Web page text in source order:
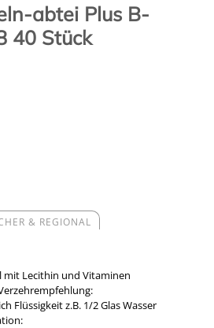
abtei Plus B-
40 Stück
& REGIONAL
Lecithin und Vitaminen
Flüssigkeit z.B. 1/2 Glas Wasser